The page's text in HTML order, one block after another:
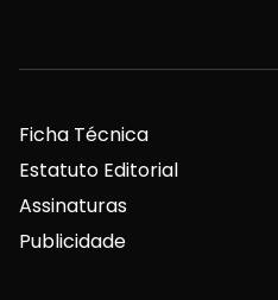
Ficha Técnica
Estatuto Editorial
Assinaturas
Publicidade